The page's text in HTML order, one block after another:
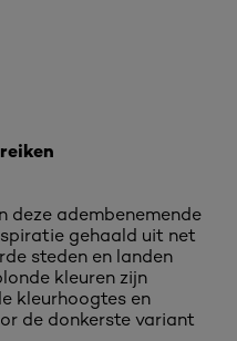
deze adembenemende
gehaald uit net
steden en landen
kleuren zijn
kleurhoogtes en
de donkerste variant